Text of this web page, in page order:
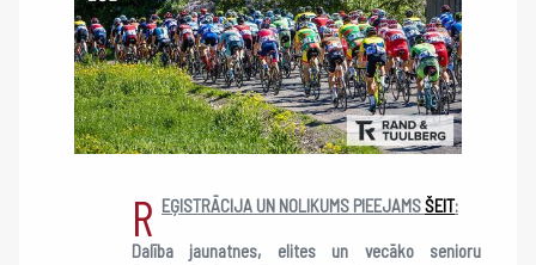
R EĢISTRĀCIJA UN NOLIKUMS PIEEJAMSŠEIT:
Dalība jaunatnes, elites un vecāko senioru